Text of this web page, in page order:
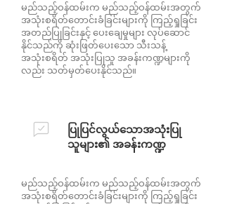
မည်သည့်ဝန်ထမ်းက မည်သည့်ဝန်ထမ်းအတွက်
အသုံးစရိတ်တောင်းခံခြင်းများကို ကြည့်ရှုခြင်း
အတည်ပြုခြင်းနှင့် ပေးချေမှုများ လုပ်ဆောင်
နိုင်သည်ကို ဆုံးဖြတ်ပေးသော သီးသန့်
အသုံးစရိတ် အသုံးပြုသူ အခန်းကဏ္ဍများကို
လည်း သတ်မှတ်ပေးနိုင်သည်။
ပြုပြင်လွယ်သောအသုံးပြု
သူများ၏ အခန်းကဏ္ဍ
မည်သည့်ဝန်ထမ်းက မည်သည့်ဝန်ထမ်းအတွက်
အသုံးစရိတ်တောင်းခံခြင်းများကို ကြည့်ရှုခြင်း